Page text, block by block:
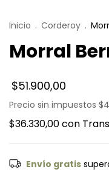
Inicio . Corderoy .
Morral
$51.900,00
Precio sin impuestos
$36.330,00con
Envío gratis